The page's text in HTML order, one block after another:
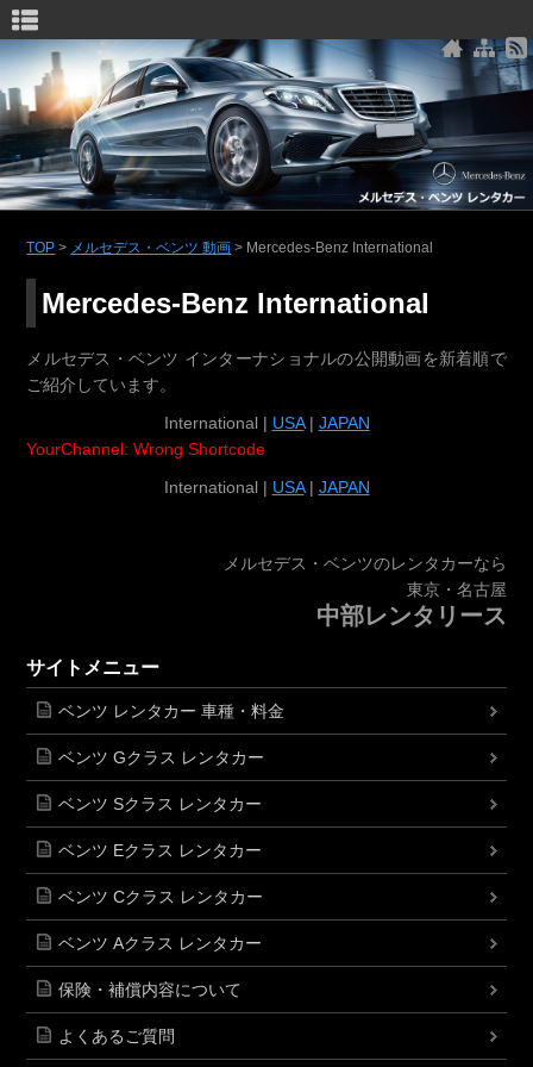
メルセデス・ベンツ レンタカー
TOP > メルセデス・ベンツ 動画 > Mercedes-Benz International
Mercedes-Benz International
メルセデス・ベンツ インターナショナルの公開動画を新着順で
ご紹介しています。
International | USA| JAPAN
YourChannel: Wrong Shortcode
International | USA| JAPAN
メルセデス・ベンツのレンタカーなら
東京・名古屋
中部レンタリース
サイトメニュー
ベンツ レンタカー 車種・料金
ベンツ Gクラス レンタカー
ベンツ Sクラス レンタカー
ベンツ Eクラス レンタカー
ベンツ Cクラス レンタカー
ベンツ Aクラス レンタカー
保険・補償内容について
よくあるご質問